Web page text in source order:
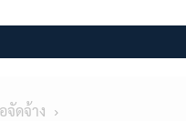
จัดจ้าง